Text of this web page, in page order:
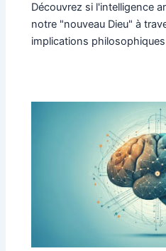
Découvrez si l'intelligence
notre "nouveau Dieu" à
implications